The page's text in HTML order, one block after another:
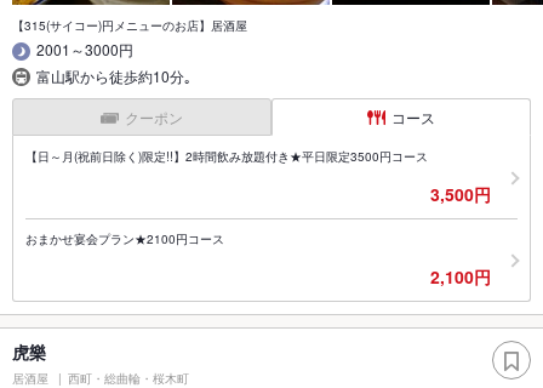
【315(サイコー)円メニューのお店】居酒屋
2001～3000円
富山駅から徒歩約10分｡
クーポン コース
【日～月(祝前日除く)限定!!】2時間飲み放題付き★平日限定3500円コース
3,500円
おまかせ宴会プラン★2100円コース
2,100円
虎樂
居酒屋 西町・総曲輪・桜木町